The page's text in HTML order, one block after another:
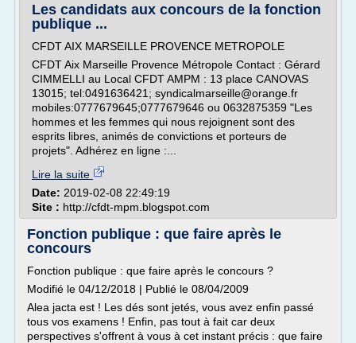
Les candidats aux concours de la fonction
publique ...
CFDT AIX MARSEILLE PROVENCE METROPOLE
CFDT Aix Marseille Provence Métropole Contact : Gérard
CIMMELLI au Local CFDT AMPM : 13 place CANOVAS
13015; tel:0491636421; syndicalmarseille@orange.fr
mobiles:0777679645;0777679646 ou 0632875359 "Les
hommes et les femmes qui nous rejoignent sont des
esprits libres, animés de convictions et porteurs de
projets". Adhérez en ligne :...
Lire la suite
Date: 2019-02-08 22:49:19
Site : http://cfdt-mpm.blogspot.com
Fonction publique : que faire après le
concours
Fonction publique : que faire après le concours ?
Modifié le 04/12/2018 | Publié le 08/04/2009
Alea jacta est ! Les dés sont jetés, vous avez enfin passé
tous vos examens ! Enfin, pas tout à fait car deux
perspectives s'offrent à vous à cet instant précis : que faire